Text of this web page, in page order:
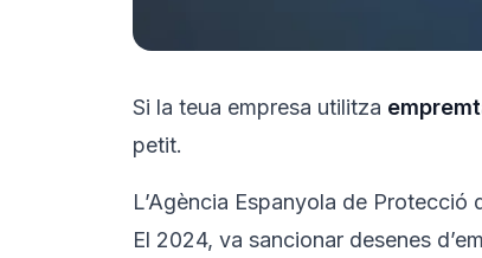
Si la teua empresa utilitza
petit.
L’Agència Espanyola de
El 2024, va sancionar desenes